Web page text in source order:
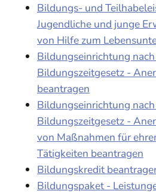
Bildungs- und
Jugendliche und junge
von Hilfe zum
Bildungseinrichtung
Bildungszeitgesetz -
beantragen
Bildungseinrichtung
Bildungszeitgesetz -
von Maßnahmen für
Tätigkeiten beantragen
Bildungskredit
Bildungspaket -